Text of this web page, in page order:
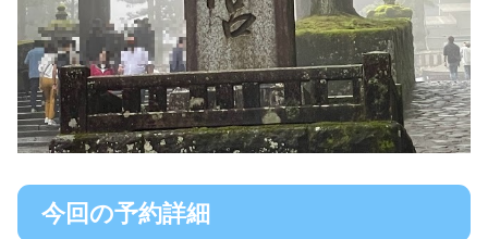
今回の予約詳細